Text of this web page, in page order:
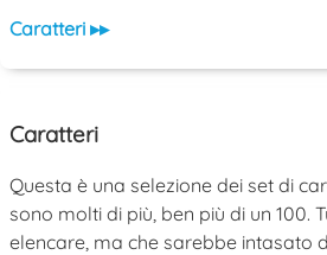
Caratteri ▸▸
Caratteri
Questa è una selezione dei set di
sono molti di più, ben più di un 100.
elencare, ma che sarebbe intasato